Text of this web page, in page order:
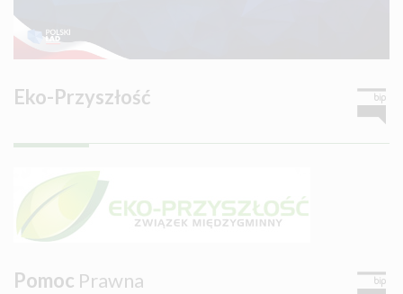
Eko-Przyszłość
Pomoc Prawna